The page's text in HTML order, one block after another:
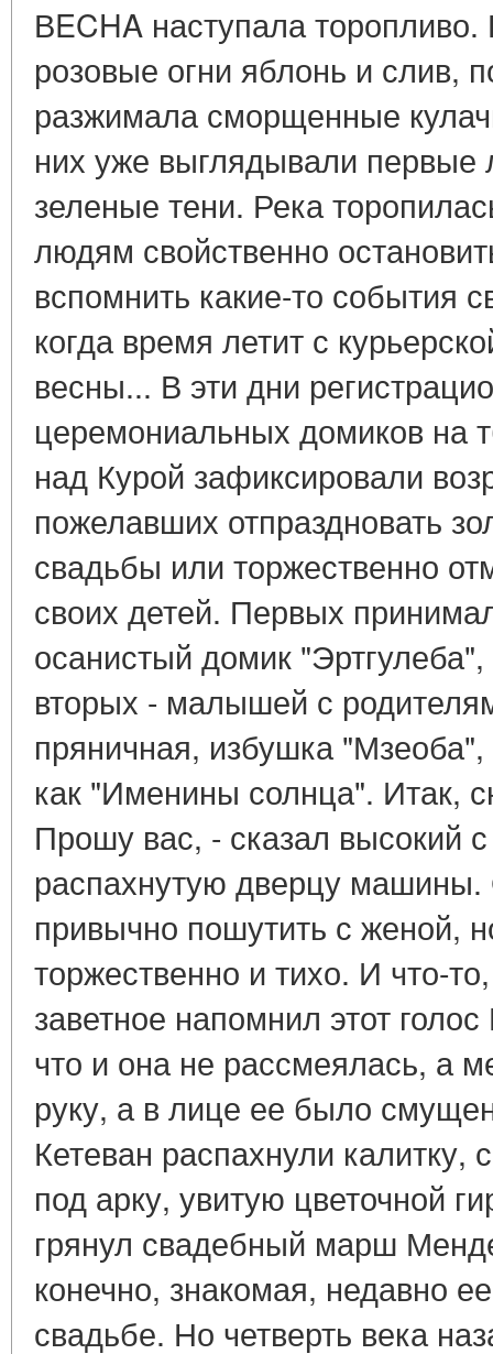
ВECHA наступала
розовые огни яблонь и слив,
разжимала сморщенные
них уже выглядывали первые
зеленые тени. Река
людям свойственно
вспомнить какие-то события
когда время летит с
весны... В эти дни
церемониальных домиков на
над Курой зафиксировали
пожелавших отпраздновать
свадьбы или торжественно
своих детей. Первых
осанистый домик
вторых - малышей с
пряничная, избушка
как "Именины солнца". Итак,
Прошу вас, - сказал высокий
распахнутую дверцу
привычно пошутить с женой,
торжественно и тихо. И что-
заветное напомнил этот
что и она не рассмеялась, а
руку, а в лице ее было
Кетеван распахнули
под арку, увитую цветочной
грянул свадебный марш
конечно, знакомая, недавно
свадьбе. Но четверть века